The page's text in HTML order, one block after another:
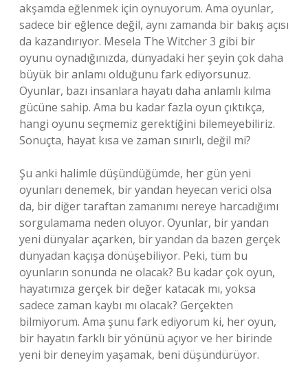
akşamda eğlenmek için oynuyorum. Ama oyunlar,
sadece bir eğlence değil, aynı zamanda bir bakış açısı
da kazandırıyor. Mesela The Witcher 3 gibi bir
oyunu oynadığınızda, dünyadaki her şeyin çok daha
büyük bir anlamı olduğunu fark ediyorsunuz.
Oyunlar, bazı insanlara hayatı daha anlamlı kılma
gücüne sahip. Ama bu kadar fazla oyun çıktıkça,
hangi oyunu seçmemiz gerektiğini bilemeyebiliriz.
Sonuçta, hayat kısa ve zaman sınırlı, değil mi?
Şu anki halimle düşündüğümde, her gün yeni
oyunları denemek, bir yandan heyecan verici olsa
da, bir diğer taraftan zamanımı nereye harcadığımı
sorgulamama neden oluyor. Oyunlar, bir yandan
yeni dünyalar açarken, bir yandan da bazen gerçek
dünyadan kaçışa dönüşebiliyor. Peki, tüm bu
oyunların sonunda ne olacak? Bu kadar çok oyun,
hayatımıza gerçek bir değer katacak mı, yoksa
sadece zaman kaybı mı olacak? Gerçekten
bilmiyorum. Ama şunu fark ediyorum ki, her oyun,
bir hayatın farklı bir yönünü açıyor ve her birinde
yeni bir deneyim yaşamak, beni düşündürüyor.